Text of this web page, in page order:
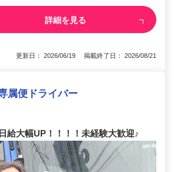
詳細を見る
更新日： 2026/06/19 掲載終了日： 2026/08/21
属便ドライバー
給大幅UP！！！！未経験大歓迎♪